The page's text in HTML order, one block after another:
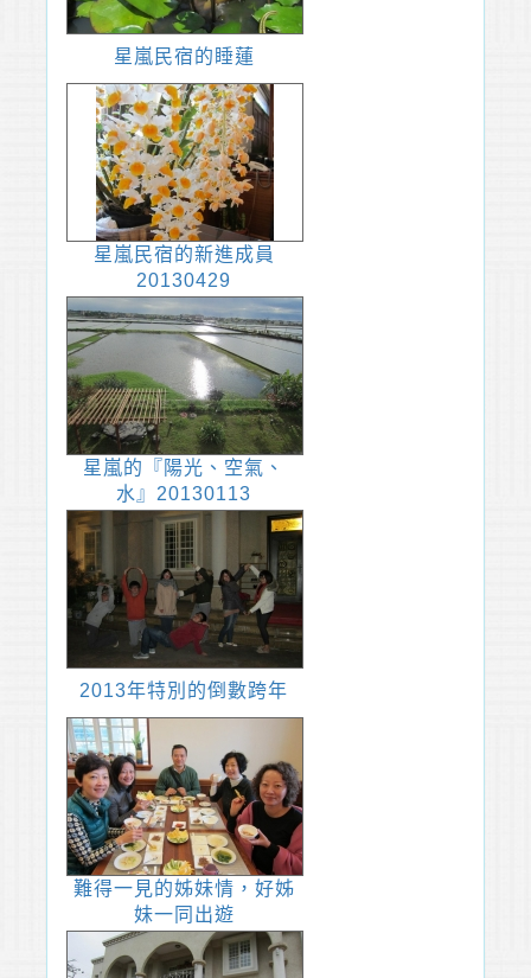
星嵐民宿的睡蓮
星嵐民宿的新進成員
20130429
星嵐的『陽光、空氣、
水』20130113
2013年特別的倒數跨年
難得一見的姊妹情，好姊
妹一同出遊